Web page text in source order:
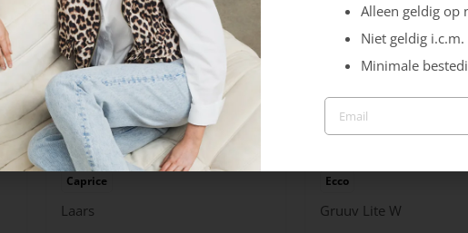
Caprice
Laars
Ecco
Gruuv Lite W
Alleen geldig op
Niet geldig
Minimale